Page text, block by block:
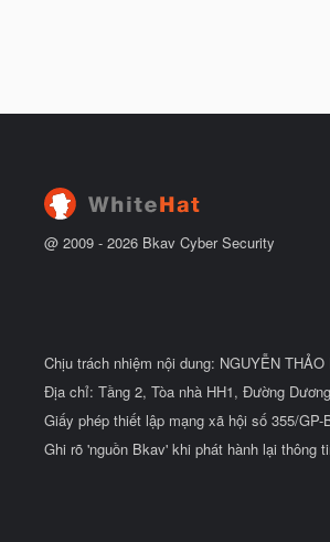
@ 2009 - 2026 Bkav Cyber Security
Chịu trách nhiệm nội dung: NGUYỄN
Địa chỉ: Tầng 2, Tòa nhà HH1, Đường
Giấy phép thiết lập mạng xã hội số 355/
Ghi rõ 'nguồn Bkav' khi phát hành lại thông